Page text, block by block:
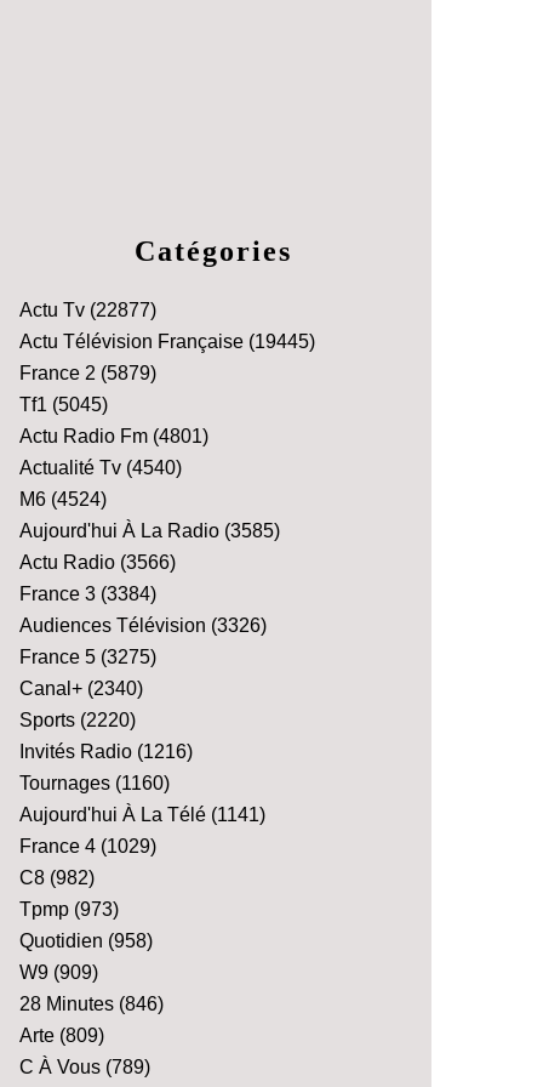
Catégories
Actu Tv (22877)
Actu Télévision Française (19445)
France 2 (5879)
Tf1 (5045)
Actu Radio Fm (4801)
Actualité Tv (4540)
M6 (4524)
Aujourd'hui À La Radio (3585)
Actu Radio (3566)
France 3 (3384)
Audiences Télévision (3326)
France 5 (3275)
Canal+ (2340)
Sports (2220)
Invités Radio (1216)
Tournages (1160)
Aujourd'hui À La Télé (1141)
France 4 (1029)
C8 (982)
Tpmp (973)
Quotidien (958)
W9 (909)
28 Minutes (846)
Arte (809)
C À Vous (789)